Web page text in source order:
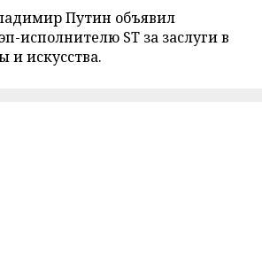
Путин объявил
исполнителю ST за заслуги в
и искусства.